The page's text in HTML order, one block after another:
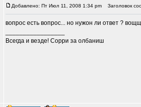
Добавлено: Пт Июл 11, 2008 1:34 pm Заголовок
вопрос есть вопрос... но нужон ли ответ ?
Всегда и везде! Сорри за олбаниш